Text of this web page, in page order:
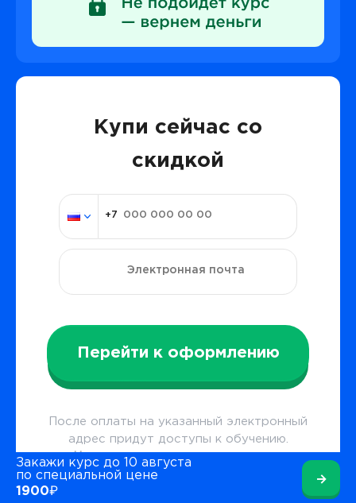
Купи сейчас со
скидкой
Перейти к оформлению
После оплаты на указанный электронный
адрес придут доступы к обучению.
Нажимая кнопку,
обработку персональных данных
Закажи курс до 10 августа
по специальной цене
1900₽
→